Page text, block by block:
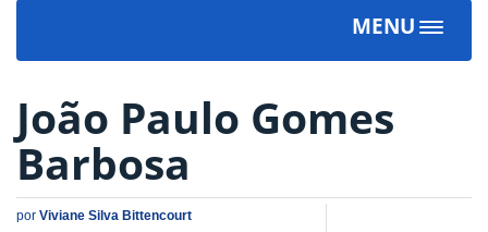
MENU
Toggle
João Paulo Gomes
Barbosa
por Viviane Silva Bittencourt